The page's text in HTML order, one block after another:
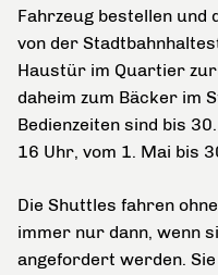
Fahrzeug bestellen
von der
Haustür im Quartier
daheim zum Bäcker im
Bedienzeiten sind bis
16 Uhr, vom 1. Mai bis
Die Shuttles fahren
immer nur dann, wenn
angefordert werden.